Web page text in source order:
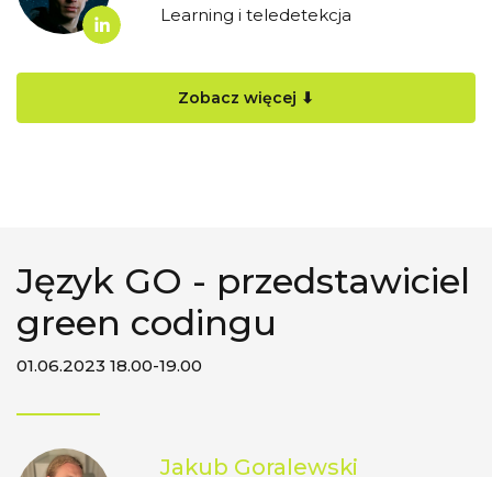
Learning i teledetekcja
Zobacz więcej ⬇
Język GO - przedstawiciel
green codingu
01.06.2023 18.00-19.00
Jakub Goralewski